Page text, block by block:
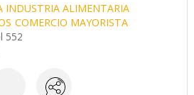
INDUSTRIA ALIMENTARIA
COMERCIO MAYORISTA
552